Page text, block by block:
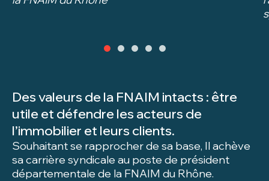
Des valeurs de la FNAIM intacts : être
utile et défendre les acteurs de
l’immobilier et leurs clients.
Souhaitant se rapprocher de sa base, Il achève
sa carrière syndicale au poste de président
départementale de la FNAIM du Rhône.